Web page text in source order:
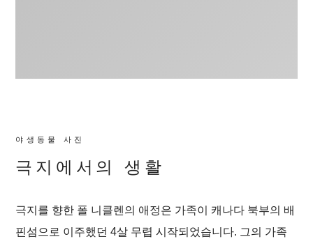
야생동물 사진
극지에서의 생활
극지를 향한 폴 니클렌의 애정은 가족이 캐나다 북부의 배
핀섬으로 이주했던 4살 무렵 시작되었습니다. 그의 가족